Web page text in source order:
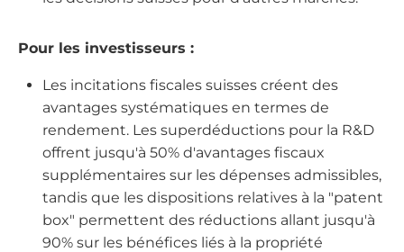
Pour les investisseurs :
Les incitations fiscales suisses créent des
avantages systématiques en termes de
rendement. Les superdéductions pour la R&D
offrent jusqu'à 50% d'avantages fiscaux
supplémentaires sur les dépenses admissibles,
tandis que les dispositions relatives à la "patent
box" permettent des réductions allant jusqu'à
90% sur les bénéfices liés à la propriété